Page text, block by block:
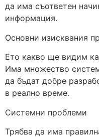
да има съответен
информация.
Основни изисквания
Ето какво ще видим
Има множество
да бъдат добре
в реално време.
Системни проблеми
Трябва да има